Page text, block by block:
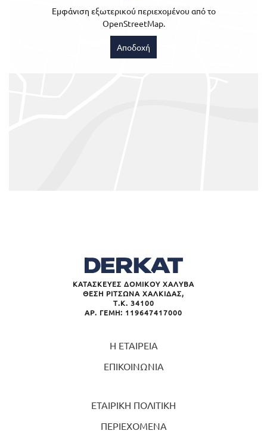
Εμφάνιση εξωτερικού περιεχομένου από το
OpenStreetMap.
Αποδοχή
ΚΑΤΑΣΚΕΥΕΣ ΔΟΜΙΚΟΥ ΧΑΛΥΒΑ
ΘΕΣΗ ΡΙΤΣΩΝΑ ΧΑΛΚΙΔΑΣ,
Τ.Κ. 34100
ΑΡ. ΓΕΜΗ: 119647417000
Η ΕΤΑΙΡΕΙΑ
ΕΠΙΚΟΙΝΩΝΙΑ
ΕΤΑΙΡΙΚΗ ΠΟΛΙΤΙΚΗ
ΠΕΡΙΕΧΟΜΕΝΑ